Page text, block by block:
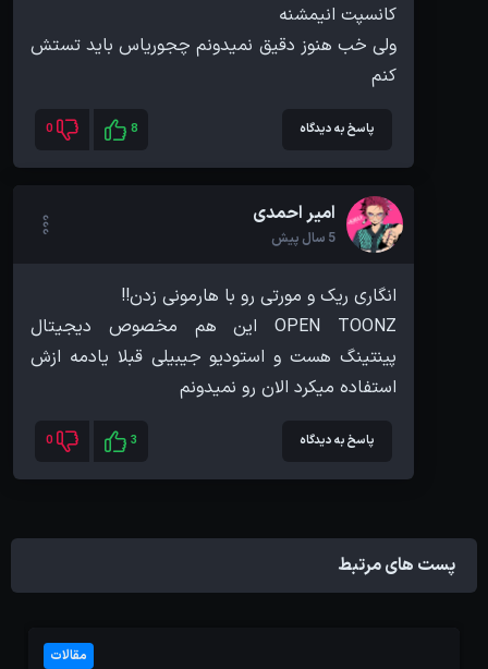
ولی خب هنوز دقیق نمیدونم چجوریاس باید تستش
کنم
پاسخ به دیدگاه 8
0
امیر احمدی
5 سال پیش
OPEN TOONZ این هم مخصوص دیجیتال
پینتینگ هست و استودیو جیبیلی قبلا یادمه ازش
استفاده میکرد الان رو نمیدونم
پاسخ به دیدگاه 3
0
پست های مرتبط
مقالات